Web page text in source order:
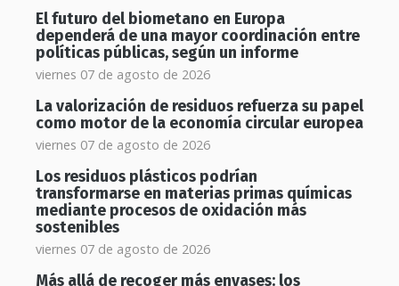
El futuro del biometano en Europa
dependerá de una mayor coordinación entre
políticas públicas, según un informe
viernes 07 de agosto de 2026
La valorización de residuos refuerza su papel
como motor de la economía circular europea
viernes 07 de agosto de 2026
Los residuos plásticos podrían
transformarse en materias primas químicas
mediante procesos de oxidación más
sostenibles
viernes 07 de agosto de 2026
Más allá de recoger más envases: los